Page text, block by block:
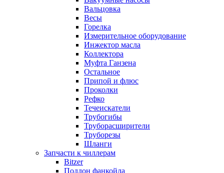
Вальцовка
Весы
Горелка
Измерительное оборудование
Инжектор масла
Коллектора
Муфта Ганзена
Остальное
Припой и флюс
Проколки
Рефко
Течеискатели
Трубогибы
Труборасширители
Труборезы
Шланги
Запчасти к чиллерам
Bitzer
Поддон фанкойла